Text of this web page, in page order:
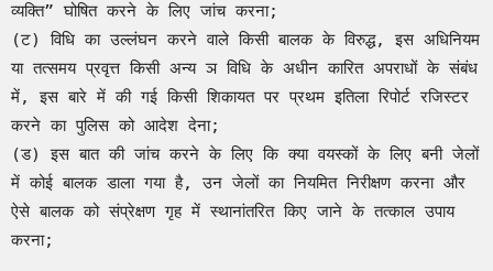
व्यक्ति” घोषित करने के लिए जांच करना;
(ट) विधि का उल्लंघन करने वाले किसी बालक के विरुद्ध, इस अधिनियम
या तत्समय प्रवृत्त किसी अन्य ञ विधि के अधीन कारित अपराधों के संबंध
में, इस बारे में की गई किसी शिकायत पर प्रथम इतिला रिपोर्ट रजिस्टर
करने का पुलिस को आदेश देना;
(ड) इस बात की जांच करने के लिए कि क्या वयस्कों के लिए बनी जेलों
में कोई बालक डाला गया है, उन जेलों का नियमित निरीक्षण करना और
ऐसे बालक को संप्रेक्षण गृह में स्थानांतरित किए जाने के तत्काल उपाय
करना;